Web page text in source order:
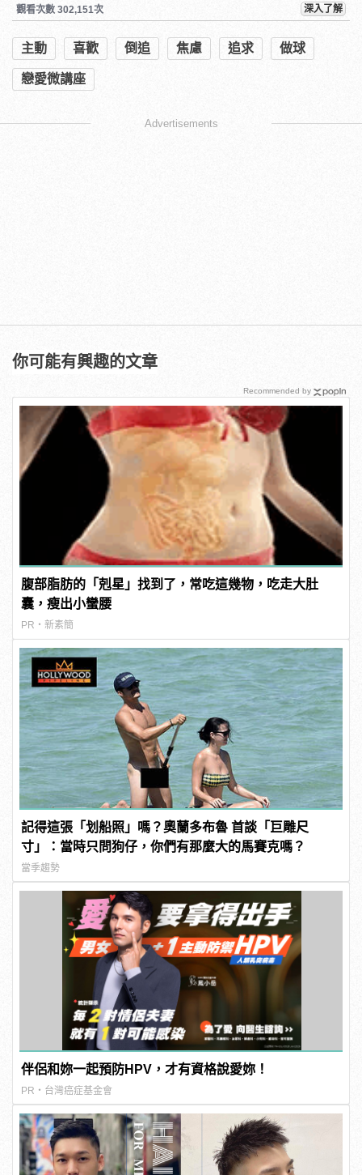
觀看次數 302,151次 深入了解
主動 喜歡 倒追 焦慮 追求 做球
戀愛微講座
Advertisements
你可能有興趣的文章
腹部脂肪的「剋星」找到了，常吃這幾物，吃走大肚
囊，瘦出小蠻腰
PR・新素簡
記得這張「划船照」嗎？奧蘭多布魯 首談「巨雕尺
寸」：當時只問狗仔，你們有那麼大的馬賽克嗎？
當季趨勢
伴侶和妳一起預防HPV，才有資格說愛妳！
PR・台灣癌症基金會
Recommended by